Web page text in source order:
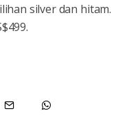
silver dan hitam.